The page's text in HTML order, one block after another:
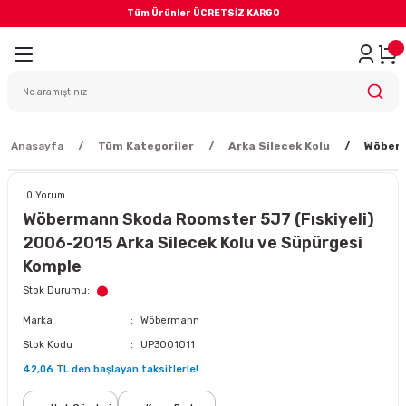
Tüm Ürünler ÜCRETSİZ KARGO
Geri Dön
Sistemi
Anasayfa Tüm Kategoriler Arka Silecek Kolu
0 Yorum
Wöbermann Skoda Roomster 5J7 (Fıskiyeli)
2006-2015 Arka Silecek Kolu ve Süpürgesi
Komple
Stok Durumu
Marka Wöbermann
Stok Kodu UP3001011
42,06 TL den başlayan taksitlerle!